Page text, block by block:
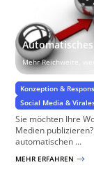
Mehr Reichweite,
Konzeption &
Social Media &
Sie möchten Ihre
Medien
automatischen ...
MEHR ERFAHREN $